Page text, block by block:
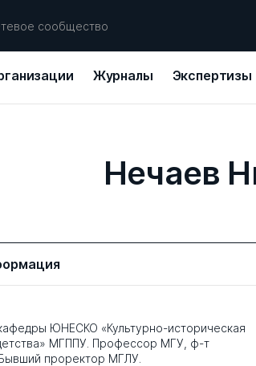
сообщество
Журналы Экспертизы
Нечаев
ЮНЕСКО «Культурно-историческая
МГППУ. Профессор МГУ, ф-т
проректор МГЛУ.